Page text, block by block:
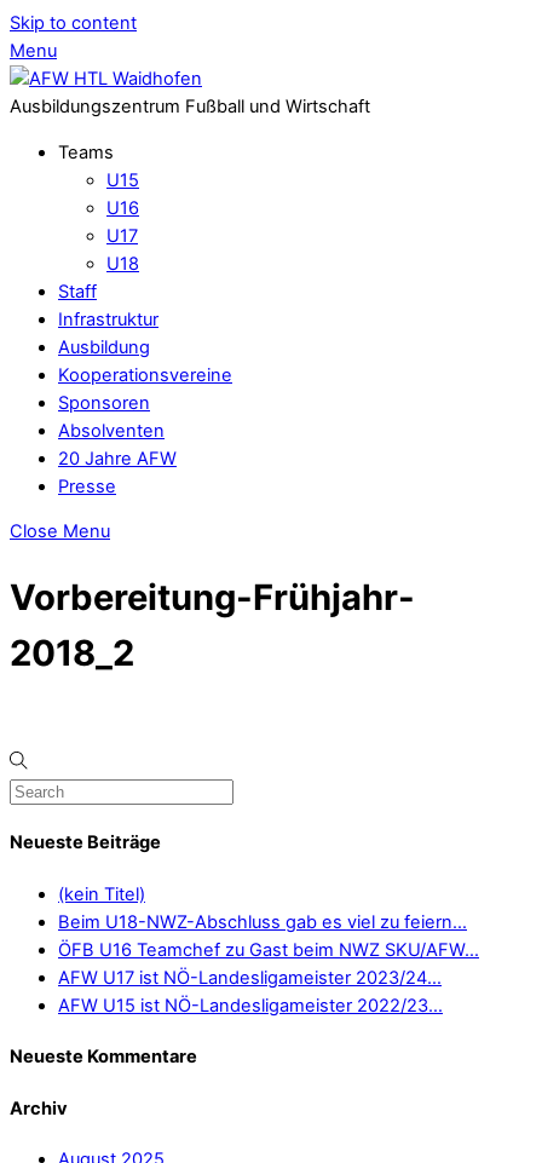
Skip to content
Menu
Ausbildungszentrum Fußball und Wirtschaft
Teams
U15
U16
U17
U18
Staff
Infrastruktur
Ausbildung
Kooperationsvereine
Sponsoren
Absolventen
20 Jahre AFW
Presse
Close Menu
Vorbereitung-Frühjahr-
2018_2
Neueste Beiträge
(kein Titel)
Beim U18-NWZ-Abschluss gab es viel zu feiern…
ÖFB U16 Teamchef zu Gast beim NWZ SKU/AFW…
AFW U17 ist NÖ-Landesligameister 2023/24…
AFW U15 ist NÖ-Landesligameister 2022/23…
Neueste Kommentare
Archiv